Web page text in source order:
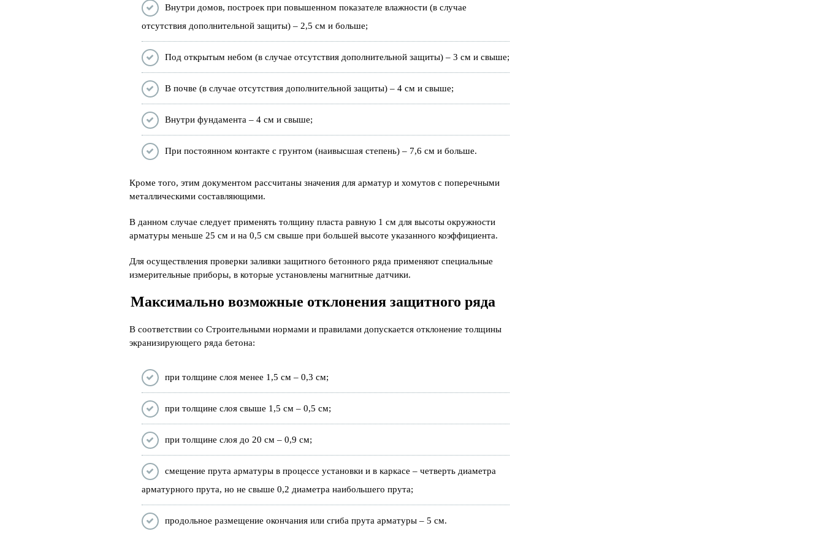
Внутри домов, построек при повышенном показателе влажности (в случае
отсутствия дополнительной защиты) – 2,5 см и больше;
Под открытым небом (в случае отсутствия дополнительной защиты) – 3 см и свыше;
В почве (в случае отсутствия дополнительной защиты) – 4 см и свыше;
Внутри фундамента – 4 см и свыше;
При постоянном контакте с грунтом (наивысшая степень) – 7,6 см и больше.
Кроме того, этим документом рассчитаны значения для арматур и хомутов с поперечными
металлическими составляющими.
В данном случае следует применять толщину пласта равную 1 см для высоты окружности
арматуры меньше 25 см и на 0,5 см свыше при большей высоте указанного коэффициента.
Для осуществления проверки заливки защитного бетонного ряда применяют специальные
измерительные приборы, в которые установлены магнитные датчики.
Максимально возможные отклонения защитного ряда
В соответствии со Строительными нормами и правилами допускается отклонение толщины
экранизирующего ряда бетона:
при толщине слоя менее 1,5 см – 0,3 см;
при толщине слоя свыше 1,5 см – 0,5 см;
при толщине слоя до 20 см – 0,9 см;
смещение прута арматуры в процессе установки и в каркасе – четверть диаметра
арматурного прута, но не свыше 0,2 диаметра наибольшего прута;
продольное размещение окончания или сгиба прута арматуры – 5 см.